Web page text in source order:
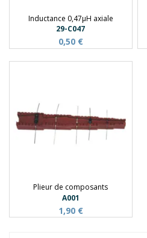
Inductance 0,47µH axiale
29-C047
0,50 €
Plieur de composants
A001
1,90 €